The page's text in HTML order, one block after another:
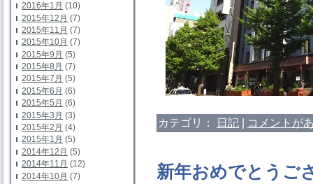
2016年1月 (10)
2015年12月 (7)
2015年11月 (7)
2015年10月 (7)
2015年9月 (5)
2015年8月 (7)
2015年7月 (5)
2015年6月 (6)
2015年5月 (6)
2015年3月 (3)
2015年2月 (4)
2015年1月 (5)
2014年12月 (5)
2014年11月 (12)
2014年10月 (7)
カテゴリ： 日記 | コメントが
新年おめでとうご